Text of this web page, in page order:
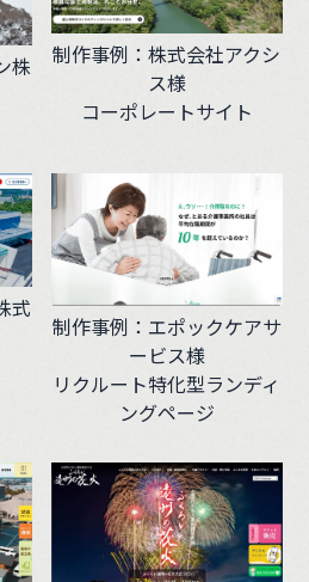
株
制作事例：株式会社アクシ
ス様
コーポレートサイト
式
制作事例：エポックケアサ
ービス様
リクルート特化型ランディ
ングページ